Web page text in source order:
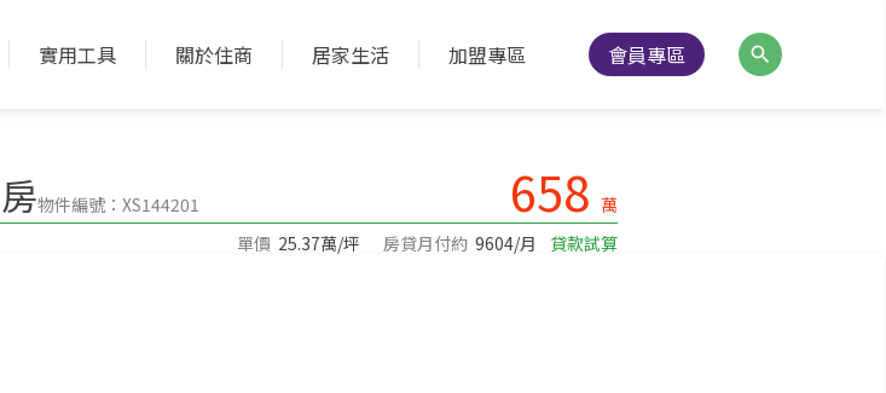
實用工具 關於住商 居家生活 加盟專區 會員專區
物件編號：XS144201 658 萬
單價 25.37萬/坪 房貸月付約 9604/月 貸款試算